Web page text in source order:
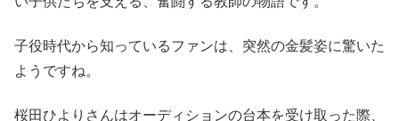
子役時代から知っているファンは、突然の金髪姿に驚いた
ようですね。
桜田ひよりさんはオーディションの台本を受け取った際、